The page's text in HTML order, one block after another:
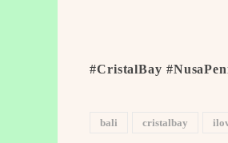
#CristalBay
bali cristalbay